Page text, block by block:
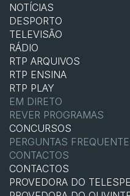
NOTÍCIAS
DESPORTO
TELEVISÃO
RÁDIO
RTP ARQUIVOS
RTP ENSINA
RTP PLAY
EM DIRETO
REVER PROGRAMAS
CONCURSOS
PERGUNTAS
CONTACTOS
CONTACTOS
PROVEDORA DO